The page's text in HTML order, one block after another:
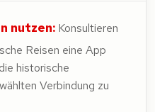
nutzen: Konsultieren
Reisen eine App
historische
Verbindung zu